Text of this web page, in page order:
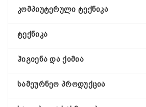
კომპიუტერული ტექნიკა
ტექნიკა
ჰიგიენა და ქიმია
სამეურნეო პროდუქცია